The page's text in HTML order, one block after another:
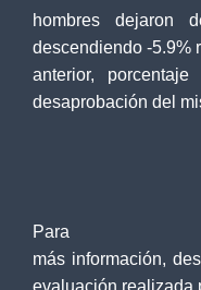
hombres dejaron
descendiendo -5.9%
anterior,
desaprobación del
Para
más información,
evaluación realizada